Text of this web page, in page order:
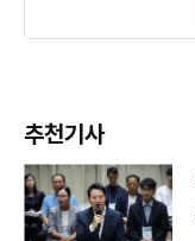
추천기사